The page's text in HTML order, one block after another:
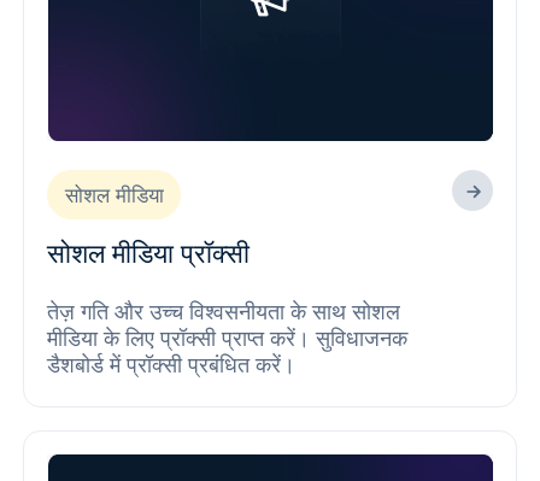
सोशल मीडिया
सोशल मीडिया प्रॉक्सी
तेज़ गति और उच्च विश्वसनीयता के साथ सोशल
मीडिया के लिए प्रॉक्सी प्राप्त करें। सुविधाजनक
डैशबोर्ड में प्रॉक्सी प्रबंधित करें।